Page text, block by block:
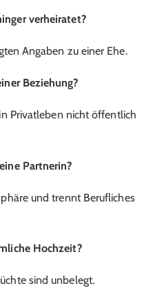
verheiratet?
Angaben zu einer Ehe.
Beziehung?
Privatleben nicht öffentlich
Partnerin?
und trennt Berufliches
Hochzeit?
sind unbelegt.